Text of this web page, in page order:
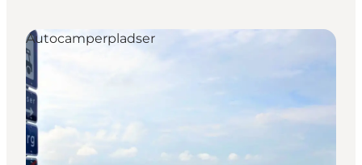
Oplevelser
Øhop
Det sker
Autocamperpladser